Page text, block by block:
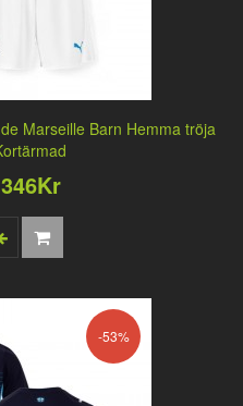
Marseille Barn Hemma tröja
346Kr
-53%